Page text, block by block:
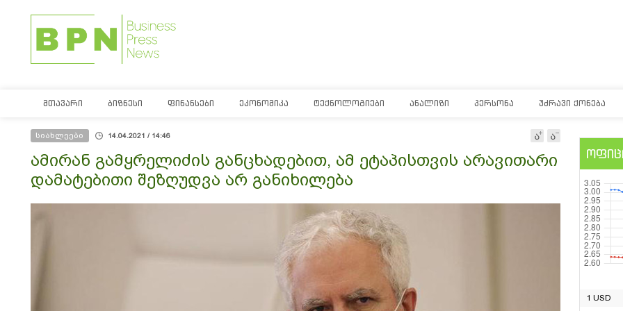
ᲛᲗᲐᲕᲐᲠᲘ ᲑᲘᲖᲜᲔᲡᲘ ᲤᲘᲜᲐᲜᲡᲔᲑᲘ ᲔᲙᲝᲜᲝᲛᲘᲙᲐ ᲢᲔᲥᲜᲝᲚᲝᲒᲘᲔᲑᲘ ᲐᲜᲐᲚᲘᲖᲘ ᲞᲔᲠᲡᲝᲜᲐ ᲣᲫᲠᲐᲕᲘ ᲥᲝᲜᲔᲑᲐ
სიახლეები 14.04.2021 / 14:46
ამირან გამყრელიძის განცხადებით, ამ ეტაპისთვის არავითარი
დამატებითი შეზღუდვა არ განიხილება
1 USD